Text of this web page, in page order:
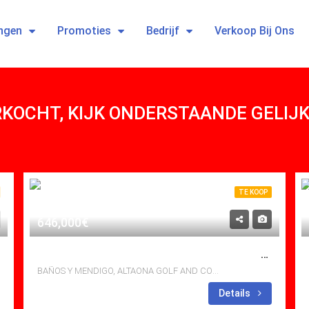
Promoties Bedrijf Verkoop Bij Ons
KIJK ONDERSTAANDE
TE KOOP
646,000€
3 SLAAPKAMERS EN 3 1/2 BADKAMER MET PRIVÉZWEMBAD OP 18-HOLES GOLFBAAN
BAÑOS Y MENDIGO, ALTAONA GOLF AND COUNTRY VILLAGE
Details